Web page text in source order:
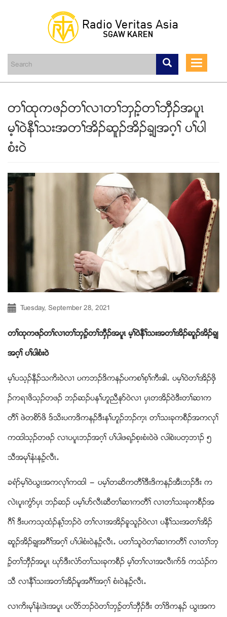
content
Toggle
တႈထုကဖဥတႈလ႕တႈဘွဥ့တႈဘွီဥအပူၚ
မ့ႈ၀ဲနီႈသးအတႈအိဥဆူဥအိဥခ့်အဂ့ႈ ပႈပါ
စံး၀ဲ
Tuesday, September 28, 2021
တႈထုကဖဥတႈလ႕တႈဘွဥ့တႈဘွီဥအပူၚ မ့ႈ၀ဲနီႈသးအတႈအိဥဆူဥအိဥခ့်
အဂ့ႈ ပႈပါစံး၀ဲ
မ့ႈပသ့ဥနီဥသကိး၀ဲလ႕ ပကဘဥဒိကနဥပကစႈစ့ႈကီးဧါ’ ပမ့ႈ၀ဲတႈအိဥဖွိ
ဥကရ႕ဖိသ့ဥတဖဥ ဘဥဆဥပနႈဟူညီႏုဏ၀ဲလ႕ ပွၚတအိဥ၀ဲဒီးတႈဆ႕က
တီႈ ဖဲတစိဏဖိ ဒ္သိးပကဒိကနဥဒီးနႈဟူဥဘဥက့ၚ တႈသးခုကစီဥအကလုႈ
ကထါသ့ဥတဖဥ လ႕ပပူၚဘဥအဂ့ႈ ပႈပါဖရဥစ့းစံး၀ဲဖဲ လါစဲးပတ့ဘ႕ဥ ၅
သီအမုႈနံၚနဥ့လီၚ’
ခရံဏမ့ႈ၀ဲဎြၚအကလုႈကထါ ” ပမ့ႈတဆိကတီႈဒီးဒိကနဥအီၚဘဥဒီး က
လဲၚပူၚကြံဏပွၚ ဘဥဆဥ ပမ့ႈပဏလီၚဆီတႈဆ႕ကတီႈ လ႕တႈသးခုကစီဥအ
ဂီႈ ဒီးပကသ့ထံဥနႈ့ဘဥ၀ဲ တႈလ႕အအိဥခူသူဥ၀ဲလ႕ ပနီႈသးအတႈအိဥ
ဆူဥအိဥခ့်အဂီႈအဂ့ႈ ပႈပါစံး၀ဲနဥ့လီၚ’ ပတႈသူ၀ဲတႈဆ႕ကတီႈ လ႕တႈဘွ
ဥ့တႈဘွီဥအပူၚ ဃုဏဒီးလံဏတႈသးခုကစီဥ မ့ႈတႈလ႕အလီၚဂဏဒ္ ကသံဥက
သီ လ႕နီႈသးအတႈအိဥမူအဂီႈအဂ့ႈ စံး၀ဲနဥ့လီၚ’
လ႕ကိးမုႈနံၚဒဲးအပူၚ ပလိဏဘဥ၀ဲတႈဘွဥ့တႈဘွီဥဒီး တႈဒိကနဥ ဎြၚအက